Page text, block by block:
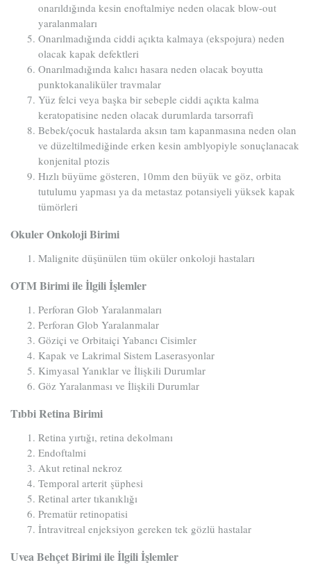
onarıldığında kesin enoftalmiye neden olacak blow-out
yaralanmaları
Onarılmadığında ciddi açıkta kalmaya (ekspojura) neden
olacak kapak defektleri
Onarılmadığında kalıcı hasara neden olacak boyutta
punktokanaliküler travmalar
Yüz felci veya başka bir sebeple ciddi açıkta kalma
keratopatisine neden olacak durumlarda tarsorrafi
Bebek/çocuk hastalarda aksın tam kapanmasına neden olan
ve düzeltilmediğinde erken kesin amblyopiyle sonuçlanacak
konjenital ptozis
Hızlı büyüme gösteren, 10mm den büyük ve göz, orbita
tutulumu yapması ya da metastaz potansiyeli yüksek kapak
tümörleri
Okuler Onkoloji Birimi
Malignite düşünülen tüm oküler onkoloji hastaları
OTM Birimi ile İlgili İşlemler
Perforan Glob Yaralanmaları
Perforan Glob Yaralanmalar
Göziçi ve Orbitaiçi Yabancı Cisimler
Kapak ve Lakrimal Sistem Laserasyonlar
Kimyasal Yanıklar ve İlişkili Durumlar
Göz Yaralanması ve İlişkili Durumlar
Tıbbi Retina Birimi
Retina yırtığı, retina dekolmanı
Endoftalmi
Akut retinal nekroz
Temporal arterit şüphesi
Retinal arter tıkanıklığı
Prematür retinopatisi
İntravitreal enjeksiyon gereken tek gözlü hastalar
Uvea Behçet Birimi ile İlgili İşlemler